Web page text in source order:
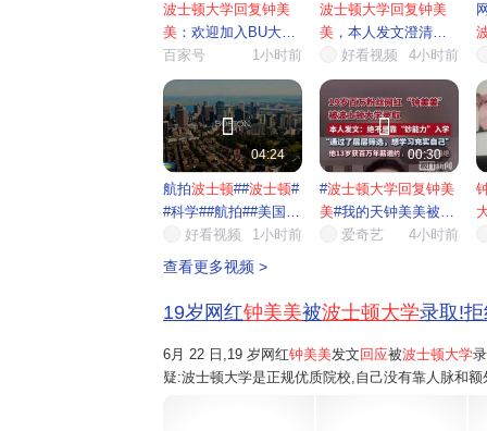
波士顿大学回复钟美
美 ：欢迎加入BU大家
庭
百家号 1小时前
波士顿大学回复钟美
美 ，本人发文澄清留
学相关...
好看视频 4小时前

04:24
航拍波士顿##波士顿#
#科学##航拍##美国##
波士...好看视频 1小时前

00:30
#波士顿大学回复钟美
美#我的天钟美美被波
士顿...爱奇艺 4小时前
查看更多视频 >
19岁网红钟美美被波士顿大学录取!
6月 22 日,19 岁网红钟美美发文 回应被波士顿大学
疑:波士顿大学是正规优质院校,自己没有靠人脉和